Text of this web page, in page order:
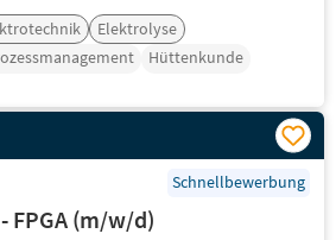
Elektrolyse
Hüttenkunde
Schnellbewerbung
FPGA (m/w/d)